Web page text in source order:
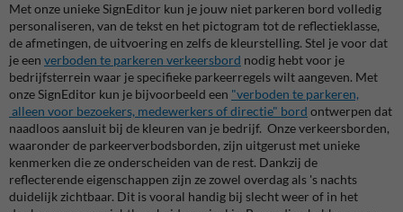
Met onze unieke SignEditor kun je jouw niet parkeren bord volledig
personaliseren, van de tekst en het pictogram tot de reflectieklasse,
de afmetingen, de uitvoering en zelfs de kleurstelling. Stel je voor dat
je een verboden te parkeren verkeersbord nodig hebt voor je
bedrijfsterrein waar je specifieke parkeerregels wilt aangeven. Met
onze SignEditor kun je bijvoorbeeld een "verboden te parkeren,
alleen voor bezoekers, medewerkers of directie" bord ontwerpen dat
naadloos aansluit bij de kleuren van je bedrijf. Onze verkeersborden,
waaronder de parkeerverbodsborden, zijn uitgerust met unieke
kenmerken die ze onderscheiden van de rest. Dankzij de
reflecterende eigenschappen zijn ze zowel overdag als 's nachts
duidelijk zichtbaar. Dit is vooral handig bij slecht weer of in het